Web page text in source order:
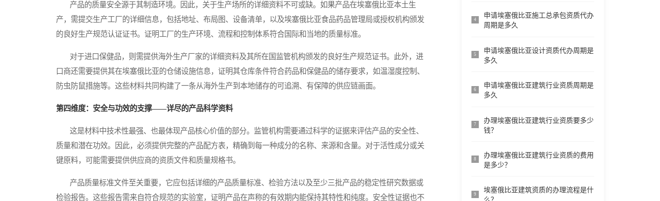
产品的质量安全源于其制造环境。因此，关于生产场所的详细资料不可或缺。如果产品在埃塞俄比亚本土生
产，需提交生产工厂的详细信息，包括地址、布局图、设备清单，以及埃塞俄比亚食品药品管理局或授权机构颁发
的良好生产规范认证证书。证明工厂的生产环境、流程和控制体系符合国际和当地的质量标准。
对于进口保健品，则需提供海外生产厂家的详细资料及其所在国监管机构颁发的良好生产规范证书。此外，进
口商还需要提供其在埃塞俄比亚的仓储设施信息，证明其仓库条件符合药品和保健品的储存要求，如温湿度控制、
防虫防鼠措施等。这些材料共同构建了一条从海外生产到本地储存的可追溯、有保障的供应链画面。
第四维度：安全与功效的支撑——详尽的产品科学资料
这是材料中技术性最强、也最体现产品核心价值的部分。监管机构需要通过科学的证据来评估产品的安全性、
质量和潜在功效。因此，必须提供完整的产品配方表，精确到每一种成分的名称、来源和含量。对于活性成分或关
键原料，可能需要提供供应商的资质文件和质量规格书。
产品质量标准文件至关重要，它应包括详细的产品质量标准、检验方法以及至少三批产品的稳定性研究数据或
检验报告。这些报告需来自符合规范的实验室，证明产品在声称的有效期内能保持其特性和纯度。安全性证据也不
4
申请埃塞俄比亚施工总承包资质代办
周期是多久
5
申请埃塞俄比亚设计资质代办周期是
多久
6
申请埃塞俄比亚建筑行业资质周期是
多久
7
办理埃塞俄比亚建筑行业资质要多少
钱？
8
办理埃塞俄比亚建筑行业资质的费用
是多少？
9
埃塞俄比亚建筑资质的办理流程是什